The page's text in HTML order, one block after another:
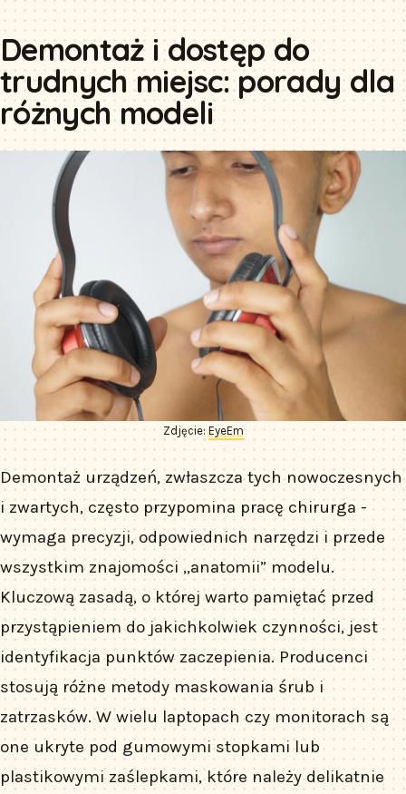
Demontaż i dostęp do
trudnych miejsc: porady dla
różnych modeli
Zdjęcie: EyeEm
Demontaż urządzeń, zwłaszcza tych nowoczesnych
i zwartych, często przypomina pracę chirurga -
wymaga precyzji, odpowiednich narzędzi i przede
wszystkim znajomości „anatomii” modelu.
Kluczową zasadą, o której warto pamiętać przed
przystąpieniem do jakichkolwiek czynności, jest
identyfikacja punktów zaczepienia. Producenci
stosują różne metody maskowania śrub i
zatrzasków. W wielu laptopach czy monitorach są
one ukryte pod gumowymi stopkami lub
plastikowymi zaślepkami, które należy delikatnie